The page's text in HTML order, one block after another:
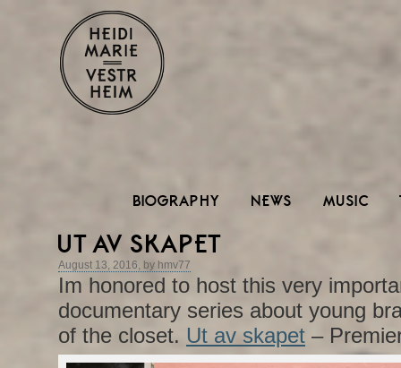
BIOGRAPHY NEWS MUSIC
UT AV SKAPET
August 13, 2016, by hmv77
Im honored to host this very
documentary series about young
of the closet. Ut av skapet –